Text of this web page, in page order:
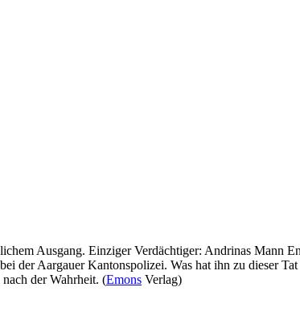
Ausgang. Einziger Verdächtiger: Andrinas Mann
der Aargauer Kantonspolizei. Was hat ihn zu dieser
der Wahrheit. (Emons Verlag)